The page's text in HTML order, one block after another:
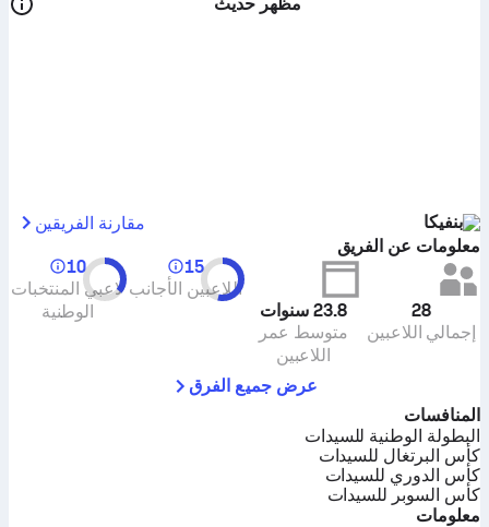
بنفيكا
مقارنة الفريقين
معلومات عن الفريق
28
إجمالي اللاعبين
23.8 سنوات
متوسط عمر
اللاعبين
15
اللاعبين الأجانب
10
لاعبي المنتخبات
الوطنية
عرض جميع الفرق
المنافسات
البطولة الوطنية للسيدات
كأس البرتغال للسيدات
كأس الدوري للسيدات
كأس السوبر للسيدات
معلومات